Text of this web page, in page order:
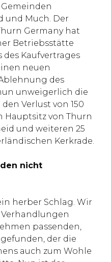
und Much. Der
Germany hat
Betriebsstätte
des Kaufvertrages
neuen
des
unweigerlich die
Verlust von 150
Hauptsitz von Thurn
und weiteren 25
Kerkrade.
nicht
herber Schlag. Wir
passenden,
der die
auch zum Wohle